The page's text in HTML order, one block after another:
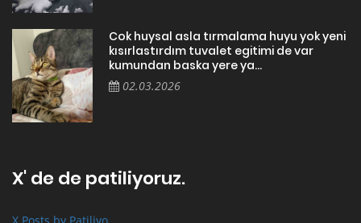
Cok huysal asla tırmalama huyu yok yeni
kısırlastırdım tuvalet egitimi de var
kumundan baska yere ya...
02.03.2026
X' de de patiliyoruz.